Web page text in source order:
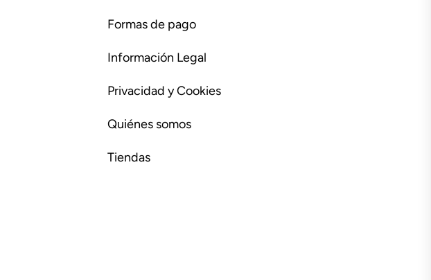
Formas de pago
Información Legal
Privacidad y Cookies
Quiénes somos
Tiendas